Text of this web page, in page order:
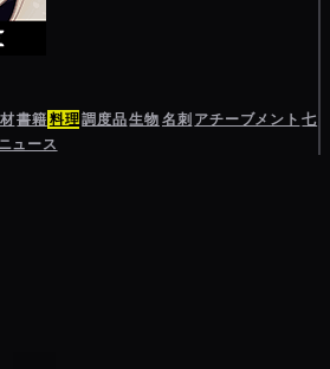
書籍料理調度品生物名刺 アチーブメント 七
ニュース